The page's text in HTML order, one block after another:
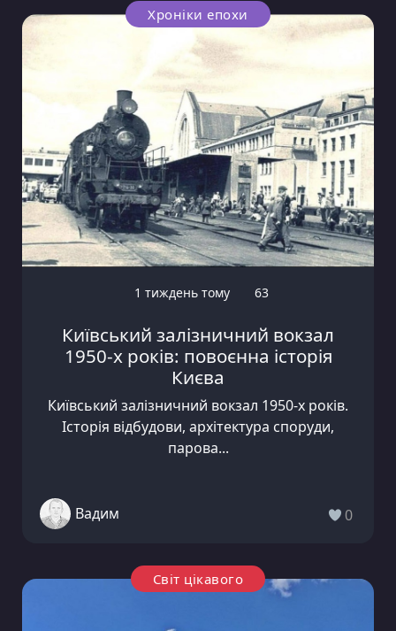
Хроніки епохи
1 тиждень тому 63
Київський залізничний вокзал
1950-х років: повоєнна історія
Києва
Київський залізничний вокзал 1950-х років.
Історія відбудови, архітектура споруди,
парова...
Вадим 0
Світ цікавого